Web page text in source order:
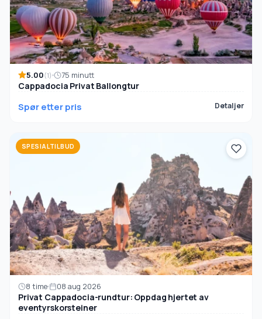
5.00(1) 75 minutt
Cappadocia Privat Ballongtur
Spør etter pris Detaljer
SPESIALTILBUD
8 time 08 aug 2026
Privat Cappadocia-rundtur: Oppdag hjertet av
eventyrskorsteiner